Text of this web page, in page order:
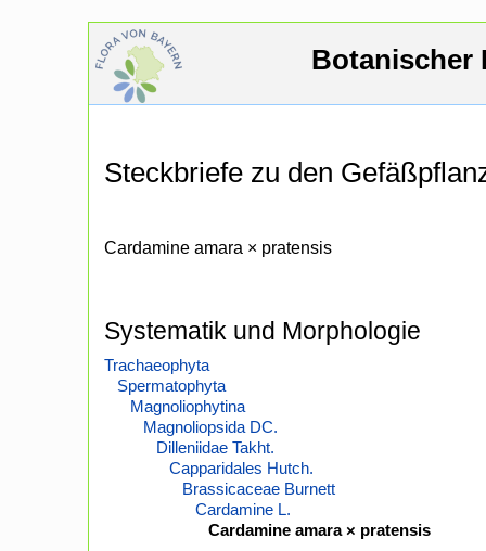
Botanischer
Steckbriefe zu den
Cardamine amara × pratensis
Systematik und Morphologie
Trachaeophyta
Spermatophyta
Magnoliophytina
Magnoliopsida DC.
Dilleniidae Takht.
Capparidales Hutch.
Brassicaceae Burnett
Cardamine L.
Cardamine amara × pratensis